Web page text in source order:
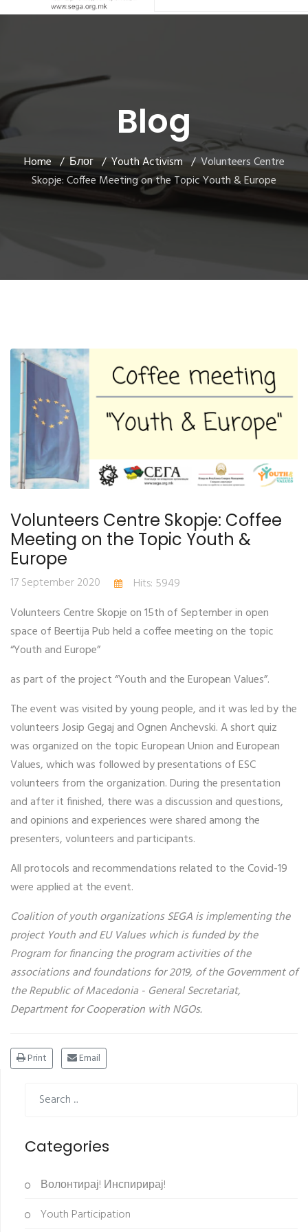
Blog
Home Блог Youth Activism
Volunteers Centre
Skopje: Coffee Meeting on the Topic Youth & Europe
Volunteers Centre Skopje: Coffee
Meeting on the Topic Youth &
Europe
17 September 2020
Hits: 5949
Volunteers Centre Skopje on 15th of September in open
space of Beertija Pub held a coffee meeting on the topic
“Youth and Europe”
as part of the project “Youth and the European Values”.
The event was visited by young people, and it was led by the
volunteers Josip Gegaj and Ognen Anchevski. A short quiz
was organized on the topic European Union and European
Values, which was followed by presentations of ESC
volunteers from the organization. During the presentation
and after it finished, there was a discussion and questions,
and opinions and experiences were shared among the
presenters, volunteers and participants.
All protocols and recommendations related to the Covid-19
were applied at the event.
Coalition of youth organizations SEGA is implementing the
project Youth and EU Values which is funded by the
Program for financing the program activities of the
associations and foundations for 2019, of the Government of
the Republic of Macedonia - General Secretariat,
Department for Cooperation with NGOs.
Print Email
Categories
Волонтирај! Инспирирај!
Youth Participation